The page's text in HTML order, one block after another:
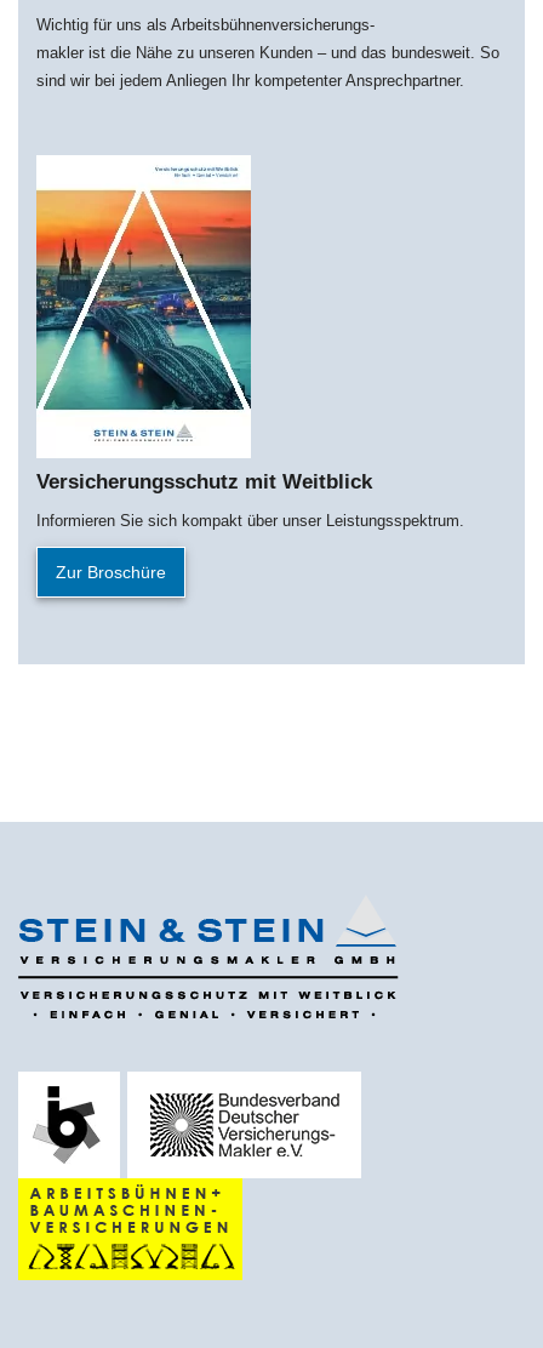
Wichtig für uns als Arbeitsbühnenversicherungs-
makler ist die Nähe zu unseren Kunden – und das bundesweit. So
sind wir bei jedem Anliegen Ihr kompetenter Ansprechpartner.
Versicherungsschutz mit Weitblick
Informieren Sie sich kompakt über unser Leistungsspektrum.
Zur Broschüre